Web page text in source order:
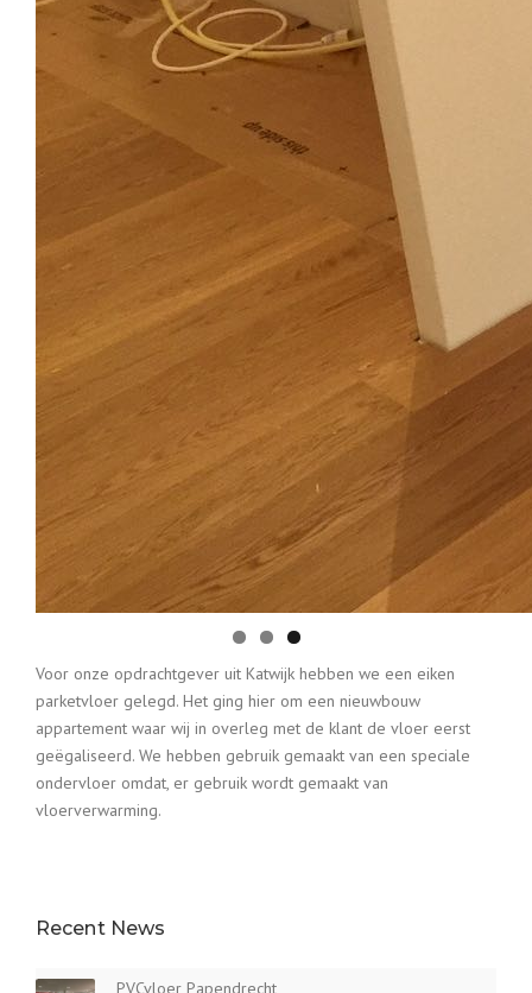
Voor onze opdrachtgever uit Katwijk hebben we een eiken
parketvloer gelegd. Het ging hier om een nieuwbouw
appartement waar wij in overleg met de klant de vloer eerst
geëgaliseerd. We hebben gebruik gemaakt van een speciale
ondervloer omdat, er gebruik wordt gemaakt van
vloerverwarming.
Recent News
PVCvloer Papendrecht